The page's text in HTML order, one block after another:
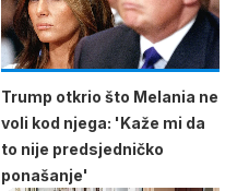
Trump otkrio što Melania ne
voli kod njega: 'Kaže mi da
to nije predsjedničko
ponašanje'